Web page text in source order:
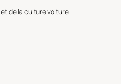
de la culture voiture